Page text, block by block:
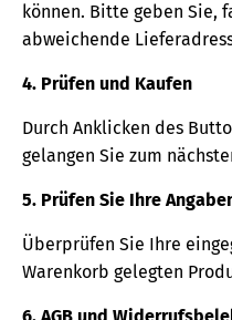
können. Bitte geben Sie,
abweichende
4. Prüfen und Kaufen
Durch Anklicken des
gelangen Sie zum
5. Prüfen Sie Ihre
Überprüfen Sie Ihre
Warenkorb gelegten